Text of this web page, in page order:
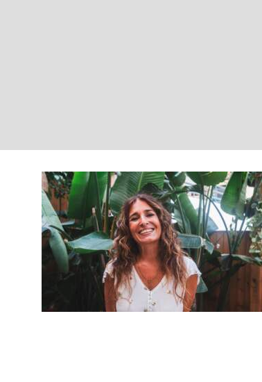
Alimentação e
emoção: a abordagem
integrativa de Eunice
Van Uden